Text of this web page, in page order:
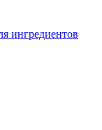
ингредиентов